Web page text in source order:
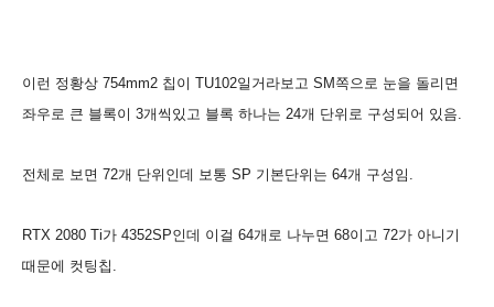
이런 정황상 754mm2 칩이 TU102일거라보고 SM쪽으로 눈을 돌리면
좌우로 큰 블록이 3개씩있고 블록 하나는 24개 단위로 구성되어 있음.
전체로 보면 72개 단위인데 보통 SP 기본단위는 64개 구성임.
RTX 2080 Ti가 4352SP인데 이걸 64개로 나누면 68이고 72가 아니기
때문에 컷팅칩.